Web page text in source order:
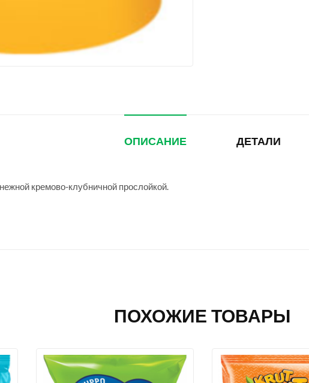
ОПИСАНИЕ ДЕТАЛИ
кремово-клубничной прослойкой.
ПОХОЖИЕ ТОВАРЫ